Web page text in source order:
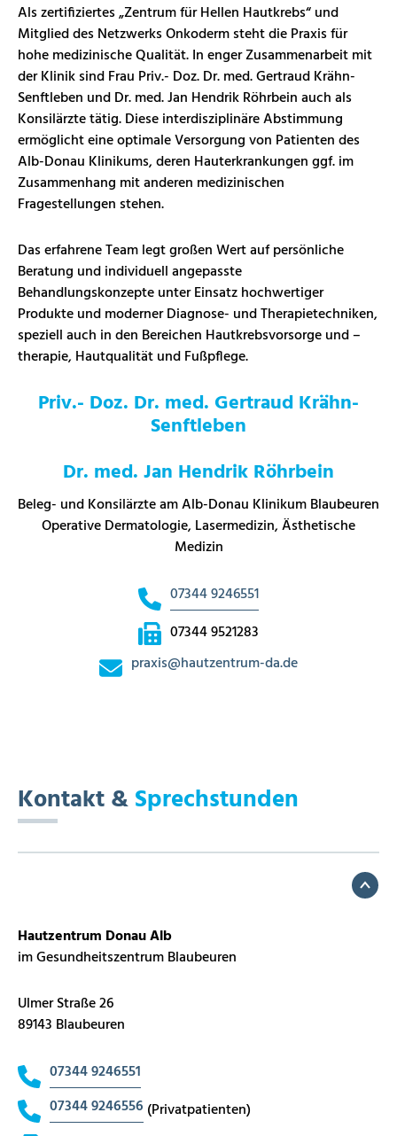
Als zertifiziertes „Zentrum für Hellen Hautkrebs“ und
Mitglied des Netzwerks Onkoderm steht die Praxis für
hohe medizinische Qualität. In enger Zusammenarbeit mit
der Klinik sind Frau Priv.- Doz. Dr. med. Gertraud Krähn-
Senftleben und Dr. med. Jan Hendrik Röhrbein auch als
Konsilärzte tätig. Diese interdisziplinäre Abstimmung
ermöglicht eine optimale Versorgung von Patienten des
Alb-Donau Klinikums, deren Hauterkrankungen ggf. im
Zusammenhang mit anderen medizinischen
Fragestellungen stehen.
Das erfahrene Team legt großen Wert auf persönliche
Beratung und individuell angepasste
Behandlungskonzepte unter Einsatz hochwertiger
Produkte und moderner Diagnose- und Therapietechniken,
speziell auch in den Bereichen Hautkrebsvorsorge und –
therapie, Hautqualität und Fußpflege.
Priv.- Doz. Dr. med. Gertraud Krähn-
Senftleben
Dr. med. Jan Hendrik Röhrbein
Beleg- und Konsilärzte am Alb-Donau Klinikum Blaubeuren
Operative Dermatologie, Lasermedizin, Ästhetische
Medizin
07344 9246551
07344 9521283
praxis@hautzentrum-da.de
Kontakt &Sprechstunden
Hautzentrum Donau Alb
im Gesundheitszentrum Blaubeuren
Ulmer Straße 26
89143 Blaubeuren
07344 9246551
07344 9246556 (Privatpatienten)